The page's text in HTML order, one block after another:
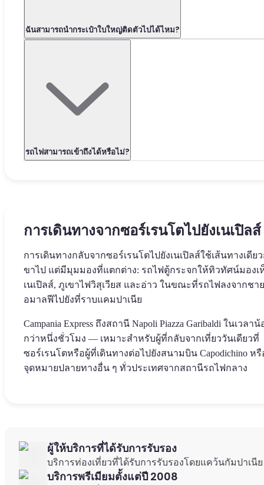
ฉันสามารถนำกระเป๋าใบใหญ่ติดตัวไปได้ไหม?
รถไฟสามารถเข้าถึงได้หรือไม่?
การเดินทางจากซอร์เรนโตไปยังเนเปิลส์
การเดินทางกลับจากซอร์เรนโตไปยังเนเปิลส์ใช้เส้นทางเดีย
ขาไป แต่มีมุมมองที่แตกต่าง: รถไฟตู้กระจกให้ทิวทัศน์มองเ
เนเปิลส์, ภูเขาไฟวิสุเวียส และอ่าว ในขณะที่รถไฟลงจากชา
อมาลฟีไปยังที่ราบแคมปาเนีย
Campania Express ถึงสถานี Napoli Piazza Garibaldi ในเวลาน้
กว่าหนึ่งชั่วโมง — เหมาะสำหรับผู้ที่กลับจากเที่ยววันเดียวที่
ซอร์เรนโตหรือผู้ที่เดินทางต่อไปยังสนามบิน Capodichino หรื
จุดหมายปลายทางอื่น ๆ ทั่วประเทศจากสถานีรถไฟกลาง
ผู้ให้บริการที่ได้รับการรับรอง
บริการท่องเที่ยวที่ได้รับการรับรองโดยแคว้นกัมปาเนีย
บริการพรีเมียมตั้งแต่ปี 2008